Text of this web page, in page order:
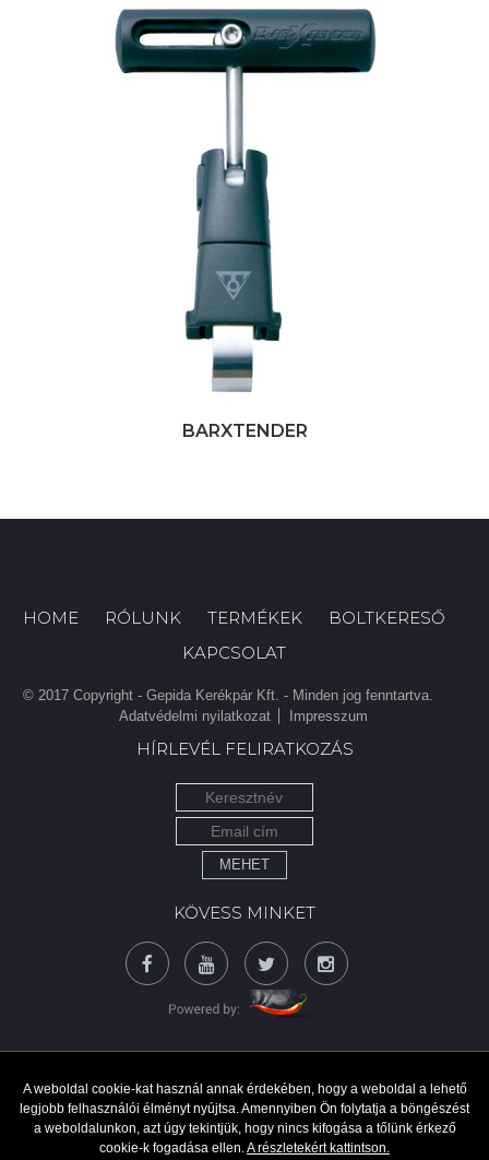
BARXTENDER
HOME RÓLUNK TERMÉKEK
BOLTKERESŐ
KAPCSOLAT
© 2017 Copyright - Gepida Kerékpár Kft. - Minden jog fenntartva.
Adatvédelmi nyilatkozat
Impresszum
HÍRLEVÉL FELIRATKOZÁS
MEHET
KÖVESS MINKET
A weboldal cookie-kat használ annak érdekében, hogy a weboldal a lehető
legjobb felhasználói élményt nyújtsa. Amennyiben Ön folytatja a böngészést
a weboldalunkon, azt úgy tekintjük, hogy nincs kifogása a tőlünk érkező
cookie-k fogadása ellen.A részletekért kattintson.